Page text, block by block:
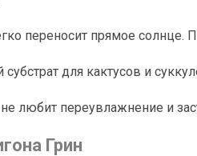
переносит прямое солнце.
для кактусов и
любит переувлажнение и
Грин